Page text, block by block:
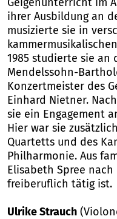
Geigenunterricht im
ihrer Ausbildung an
musizierte sie in
1985 studierte sie an
Mendelssohn-
Konzertmeister des
Einhard Nietner.
sie ein Engagement
Hier war sie
Quartetts und des
Philharmonie. Aus
Elisabeth Spree nach
freiberuflich tätig ist.
Ulrike Strauch